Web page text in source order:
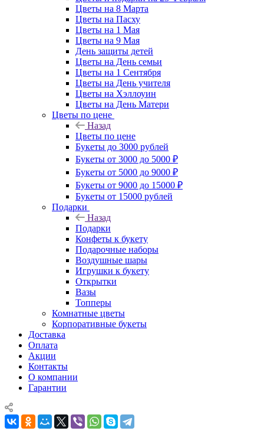
Цветы на 8 Марта
Цветы на Пасху
Цветы на 1 Мая
Цветы на 9 Мая
День защиты детей
Цветы на День семьи
Цветы на 1 Сентября
Цветы на День учителя
Цветы на Хэллоуин
Цветы на День Матери
Цветы по цене
Назад
Цветы по цене
Букеты до 3000 рублей
Букеты от 3000 до 5000 ₽
Букеты от 5000 до 9000 ₽
Букеты от 9000 до 15000 ₽
Букеты от 15000 рублей
Подарки
Назад
Подарки
Конфеты к букету
Подарочные наборы
Воздушные шары
Игрушки к букету
Открытки
Вазы
Топперы
Комнатные цветы
Корпоративные букеты
Доставка
Оплата
Акции
Контакты
О компании
Гарантии